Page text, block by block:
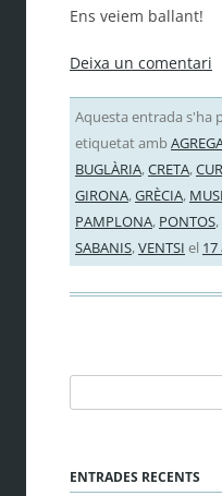
Ens veiem ballant!
Deixa un comentari
Aquesta entrada s'ha
etiquetat amb
BUGLÀRIA,CRETA,
GIRONA,GRÈCIA,
PAMPLONA, PONTOS,
SABANIS,VENTSI el 17
ENTRADES RECENTS